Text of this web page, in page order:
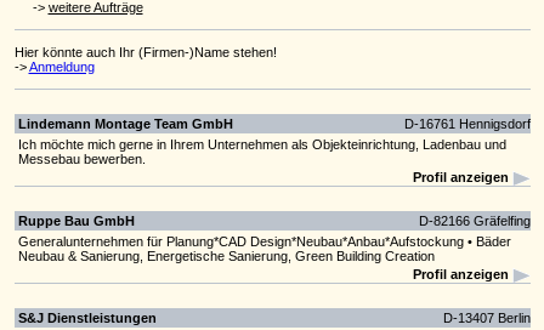
-> weitere Aufträge
Hier könnte auch Ihr (Firmen-)Name stehen!
->Anmeldung
Lindemann Montage Team GmbH
D-16761 Hennigsdorf
Ich möchte mich gerne in Ihrem Unternehmen als Objekteinrichtung, Ladenbau und
Messebau bewerben.
Profil anzeigen
Ruppe Bau GmbH
D-82166 Gräfelfing
Generalunternehmen für Planung*CAD Design*Neubau*Anbau*Aufstockung • Bäder
Neubau & Sanierung, Energetische Sanierung, Green Building Creation
Profil anzeigen
S&J Dienstleistungen
D-13407 Berlin